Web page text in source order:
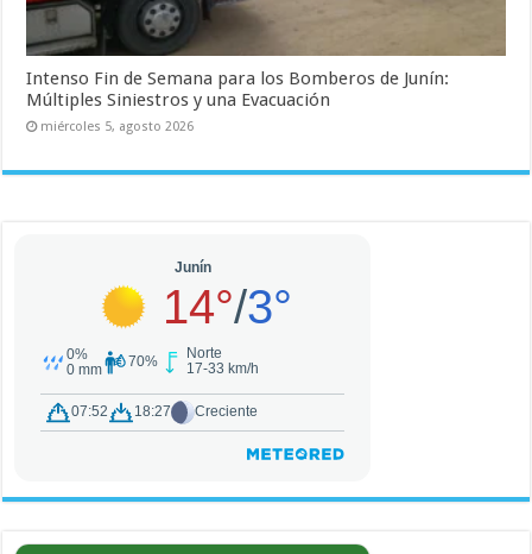
Intenso Fin de Semana para los Bomberos de Junín:
Múltiples Siniestros y una Evacuación
miércoles 5, agosto 2026